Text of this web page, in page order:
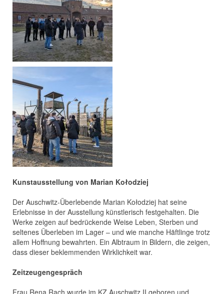
Kunstausstellung von Marian Kołodziej
Der Auschwitz-Überlebende Marian Kołodziej hat seine
Erlebnisse in der Ausstellung künstlerisch festgehalten. Die
Werke zeigen auf bedrückende Weise Leben, Sterben und
seltenes Überleben im Lager – und wie manche Häftlinge trotz
allem Hoffnung bewahrten. Ein Albtraum in Bildern, die zeigen,
dass dieser beklemmenden Wirklichkeit war.
Zeitzeugengespräch
Frau Rena Rach wurde im KZ Auschwitz II geboren und